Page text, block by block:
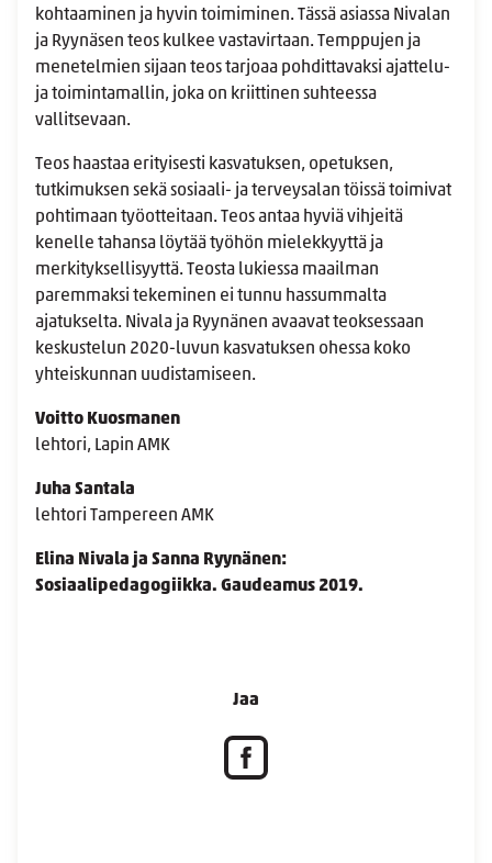
kohtaaminen ja hyvin toimiminen. Tässä asiassa Nivalan
ja Ryynäsen teos kulkee vastavirtaan. Temppujen ja
menetelmien sijaan teos tarjoaa pohdittavaksi ajattelu-
ja toimintamallin, joka on kriittinen suhteessa
vallitsevaan.
Teos haastaa erityisesti kasvatuksen, opetuksen,
tutkimuksen sekä sosiaali- ja terveysalan töissä toimivat
pohtimaan työotteitaan. Teos antaa hyviä vihjeitä
kenelle tahansa löytää työhön mielekkyyttä ja
merkityksellisyyttä. Teosta lukiessa maailman
paremmaksi tekeminen ei tunnu hassummalta
ajatukselta. Nivala ja Ryynänen avaavat teoksessaan
keskustelun 2020-luvun kasvatuksen ohessa koko
yhteiskunnan uudistamiseen.
Voitto Kuosmanen
lehtori, Lapin AMK
Juha Santala
lehtori Tampereen AMK
Elina Nivala ja Sanna Ryynänen:
Sosiaalipedagogiikka. Gaudeamus 2019.
Jaa